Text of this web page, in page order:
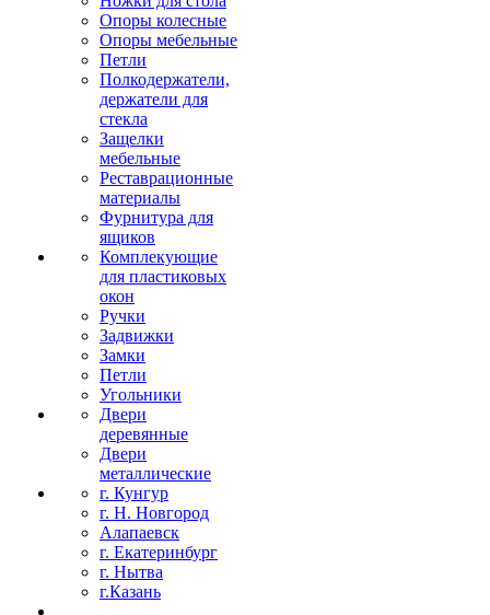
Опоры колесные
Опоры мебельные
Петли
Полкодержатели,
держатели для
стекла
Защелки
мебельные
Реставрационные
материалы
Фурнитура для
ящиков
Комплекующие
для пластиковых
окон
Ручки
Задвижки
Замки
Петли
Угольники
Двери
деревянные
Двери
металлические
г. Кунгур
г. Н. Новгород
Алапаевск
г. Екатеринбург
г. Нытва
г.Казань